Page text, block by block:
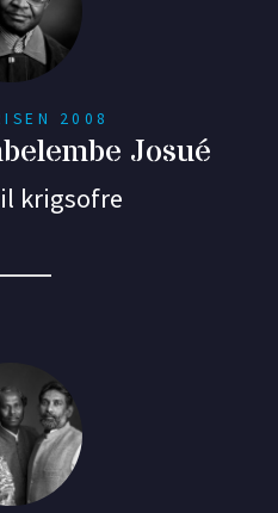
2008
Josué
krigsofre